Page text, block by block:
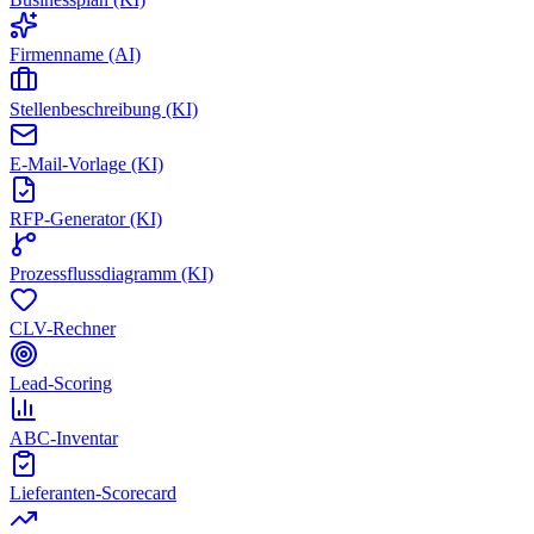
Firmenname (AI)
Stellenbeschreibung (KI)
E-Mail-Vorlage (KI)
RFP-Generator (KI)
Prozessflussdiagramm (KI)
CLV-Rechner
Lead-Scoring
ABC-Inventar
Lieferanten-Scorecard